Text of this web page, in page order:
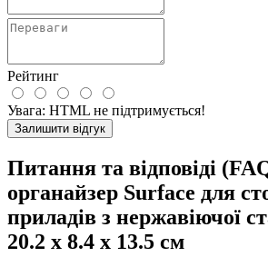
Рейтинг
Увага: HTML не підтримується!
Залишити відгук
Питання та відповіді
органайзер Surface для
приладів з нержавіючої
20.2 х 8.4 х 13.5 см